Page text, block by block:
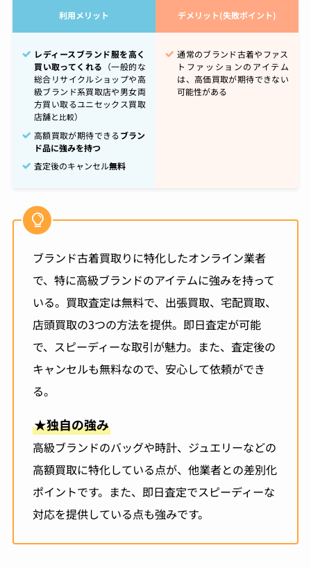
利用メリット デメリット(失敗ポイント)
レディースブランド服を高く
買い取ってくれる （一般的な
総合リサイクルショップや高
級ブランド系買取店や男女両
方買い取るユニセックス買取
店舗と比較）
高額買取が期待できるブラン
ド品に強みを持つ
査定後のキャンセル無料
通常のブランド古着やファス
トファッションのアイテム
は、高価買取が期待できない
可能性がある
ブランド古着買取りに特化したオンライン業者
で、特に高級ブランドのアイテムに強みを持って
いる。買取査定は無料で、出張買取、宅配買取、
店頭買取の3つの方法を提供。即日査定が可能
で、スピーディーな取引が魅力。また、査定後の
キャンセルも無料なので、安心して依頼ができ
る。
★独自の強み
高級ブランドのバッグや時計、ジュエリーなどの
高額買取に特化している点が、他業者との差別化
ポイントです。また、即日査定でスピーディーな
対応を提供している点も強みです。